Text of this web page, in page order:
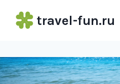
travel-fun.ru